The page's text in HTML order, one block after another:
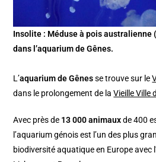
Insolite : Méduse à pois australienne
dans l’aquarium de Gênes.
L’aquarium de Gênesse trouve sur le
dans le prolongement de laVieille Ville
Avec près de 13 000 animauxde 400
l’aquarium génois est l’un des plus
biodiversité aquatique en Europe avec